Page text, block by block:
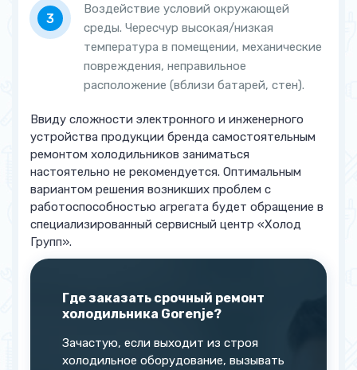
Воздействие условий окружающей
среды. Чересчур высокая/низкая
температура в помещении, механические
повреждения, неправильное
расположение (вблизи батарей, стен).
Ввиду сложности электронного и инженерного
устройства продукции бренда самостоятельным
ремонтом холодильников заниматься
настоятельно не рекомендуется. Оптимальным
вариантом решения возникших проблем с
работоспособностью агрегата будет обращение в
специализированный сервисный центр «Холод
Групп».
Где заказать срочный ремонт
холодильника Gorenje?
Зачастую, если выходит из строя
холодильное оборудование, вызывать